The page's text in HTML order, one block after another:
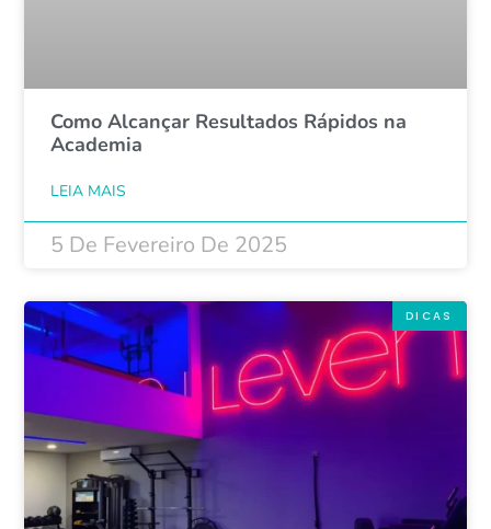
Como Alcançar Resultados Rápidos na
Academia
LEIA MAIS
5 De Fevereiro De 2025
DICAS